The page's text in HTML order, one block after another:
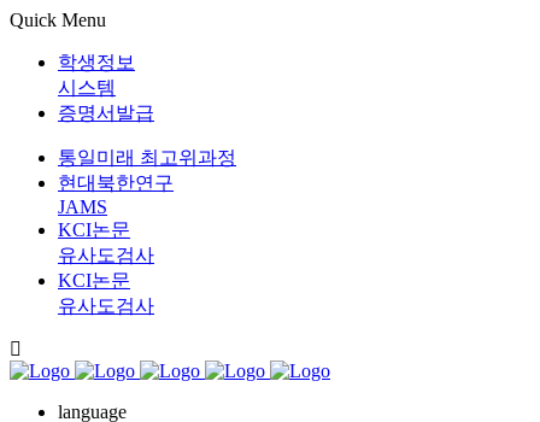
Quick Menu
학생정보
시스템
증명서발급
통일미래 최고위과정
현대북한연구
JAMS
KCI논문
유사도검사
KCI논문
유사도검사
language